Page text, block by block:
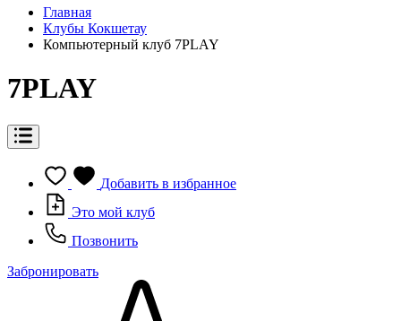
Главная
Клубы Кокшетау
Компьютерный клуб 7PLAY
7PLAY
Добавить в избранное
Это мой клуб
Позвонить
Забронировать